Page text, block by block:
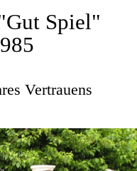
Spiel"
Vertrauens